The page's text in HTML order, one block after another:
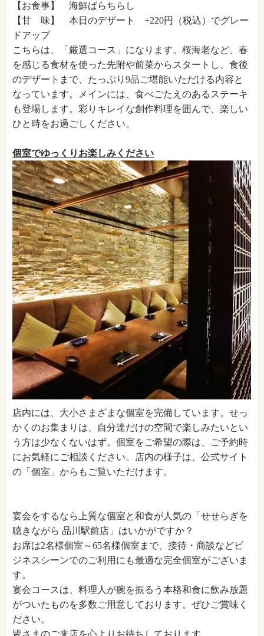
【お食事】 海鮮ばらちらし
【甘 味】 本日のデザート +220円（税込）でグレー
ドアップ
こちらは、「厳選コース」になります。桜海老など、春
を感じる食材を使った先附や前菜からスタートし、食後
のデザートまで、たっぷり9品ご堪能いただける内容と
なっています。メインには、食べごたえのあるステーキ
も登場します。彩りキレイな創作料理を囲んで、楽しい
ひと時をお過ごしください。
個室でゆっくりお楽しみください
店内には、大小さまざまな個室を完備しています。せっ
かくのお集まりは、自分達だけの空間で楽しみたいとい
う方は少なくないはず。個室をご希望の際は、ご予約時
にお気軽にご相談ください。店内の様子は、公式サイト
の「個室」からもご覧いただけます。
宴会をするなら上質な個室と和食が人気の「せせらぎを
聴きながら 品川駅前店」はいかがですか？
お席は2名様個室～65名様個室まで、接待・商談などビ
ジネスシーンでのご利用にも最適な完全個室がございま
す。
宴会コースは、料理人が腕を振るう本格和食に飲み放題
がついたものを多数ご用意しております。ぜひご賞味く
ださい。
皆さまのご来店を心よりお待ちしております。